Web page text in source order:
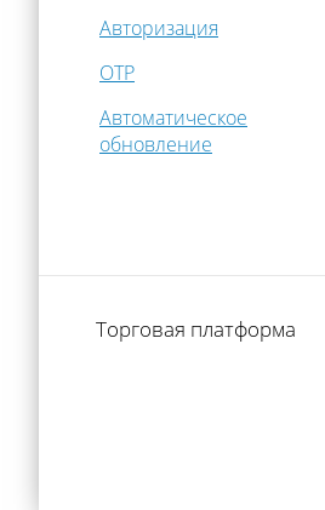
Авторизация
OTP
Автоматическое
обновление
Торговая платформа